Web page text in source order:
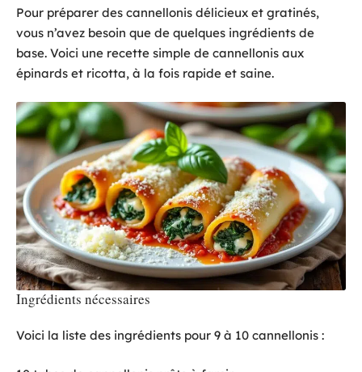
Pour préparer des cannellonis délicieux et gratinés,
vous n’avez besoin que de quelques ingrédients de
base. Voici une recette simple de cannellonis aux
épinards et ricotta, à la fois rapide et saine.
Ingrédients nécessaires
Voici la liste des ingrédients pour 9 à 10 cannellonis :